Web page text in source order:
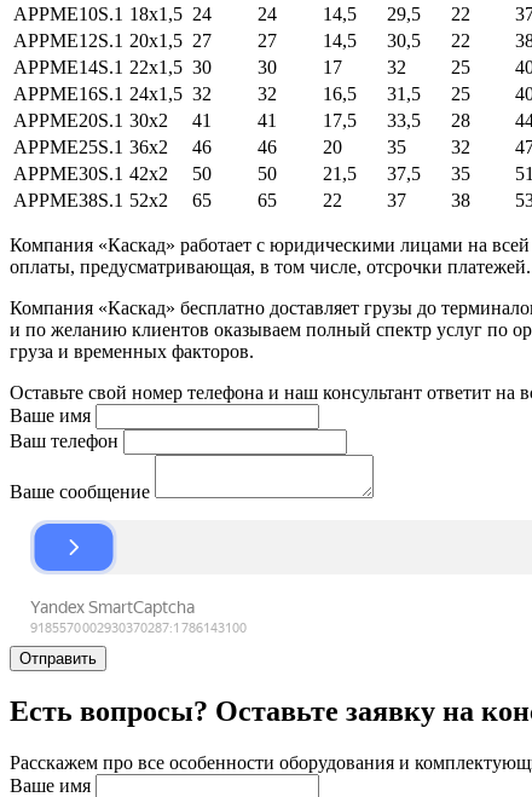
APPME10S.1 18x1,5 24 24 14,5 29,5 22
APPME12S.1 20x1,5 27 27 14,5 30,5 22
APPME14S.1 22x1,5 30 30 17 32 25
APPME16S.1 24x1,5 32 32 16,5 31,5 25
APPME20S.1 30x2 41 41 17,5 33,5 28
APPME25S.1 36x2 46 46 20 35 32
APPME30S.1 42x2 50 50 21,5 37,5 35 51
APPME38S.1 52x2 65 65 22 37 38
Компания «Каскад» работает с юридическими лицами на
оплаты, предусматривающая, в том числе, отсрочки платежей.
Компания «Каскад» бесплатно доставляет грузы до
и по желанию клиентов оказываем полный спектр услуг по
груза и временных факторов.
Оставьте свой номер телефона и наш консультант ответит на
Ваше имя
Ваш телефон
Ваше сообщение
Отправить
Есть вопросы? Оставьте заявку на
Расскажем про все особенности оборудования и
Ваше имя